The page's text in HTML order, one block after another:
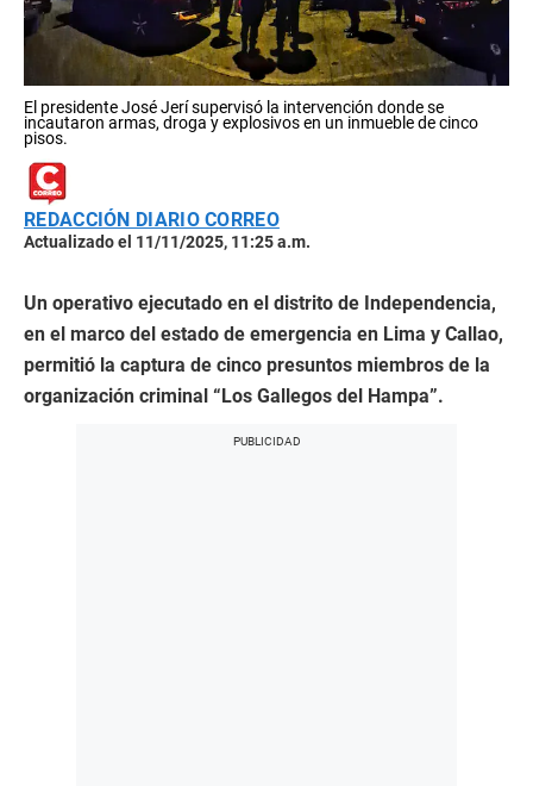
El presidente José Jerí supervisó la intervención donde se
incautaron armas, droga y explosivos en un inmueble de cinco
pisos.
REDACCIÓN DIARIO CORREO
Actualizado el 11/11/2025, 11:25 a.m.
Un operativo ejecutado en el distrito de Independencia,
en el marco del estado de emergencia en Lima y Callao,
permitió la captura de cinco presuntos miembros de la
organización criminal “Los Gallegos del Hampa”.